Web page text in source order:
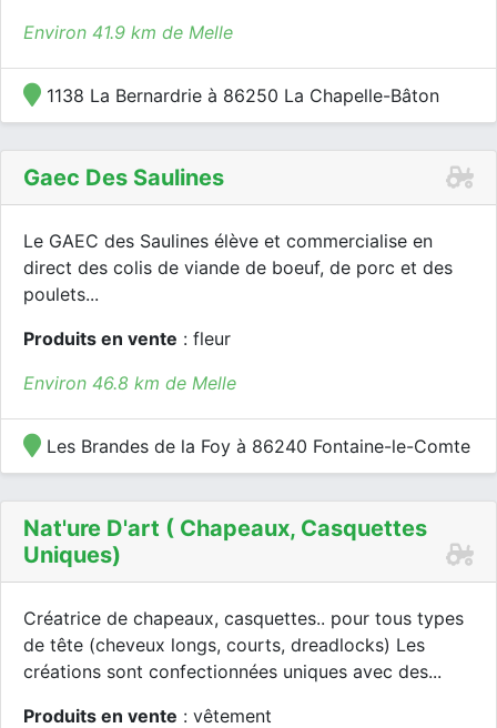
Environ 41.9 km de Melle
1138 La Bernardrie à 86250 La Chapelle-Bâton
Gaec Des Saulines
Le GAEC des Saulines élève et commercialise en
direct des colis de viande de boeuf, de porc et des
poulets...
Produits en vente : fleur
Environ 46.8 km de Melle
Les Brandes de la Foy à 86240 Fontaine-le-Comte
Nat'ure D'art ( Chapeaux, Casquettes
Uniques)
Créatrice de chapeaux, casquettes.. pour tous types
de tête (cheveux longs, courts, dreadlocks) Les
créations sont confectionnées uniques avec des...
Produits en vente : vêtement